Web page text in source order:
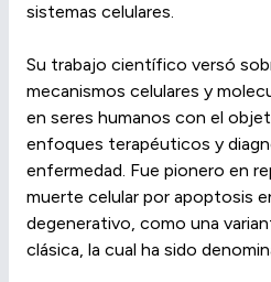
sistemas celulares.
Su trabajo científico versó
mecanismos celulares y
en seres humanos con el
enfoques terapéuticos y
enfermedad. Fue pionero en
muerte celular por apoptosis
degenerativo, como una
clásica, la cual ha sido